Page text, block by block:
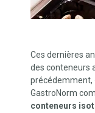
Ces dernières
des conteneurs
précédemment,
GastroNorm
conteneurs